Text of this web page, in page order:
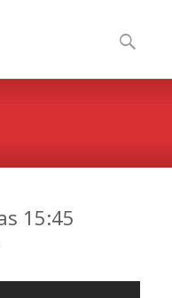
to
content
por:
15:45